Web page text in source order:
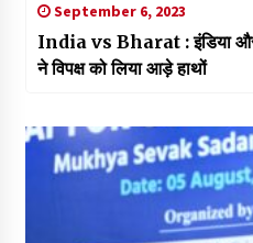
September 6, 2023
India vs Bharat : इंडिया और
ने विपक्ष को लिया आड़े हाथों